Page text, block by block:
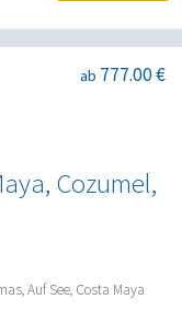
Cozumel,
ab 777.00 €
Auf See, Costa Maya